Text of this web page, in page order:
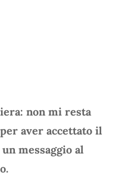
non mi resta
aver accettato il
messaggio al